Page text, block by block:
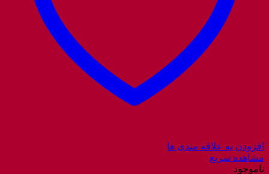
افزودن به علاقه مندی ها
مشاهده سریع
ناموجود